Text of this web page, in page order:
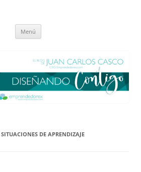
Menú
SITUACIONES DE APRENDIZAJE